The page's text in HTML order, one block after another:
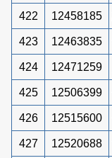
422 12458185
423 12463835
424 12471259
425 12506399
426 12515600
427 12520688